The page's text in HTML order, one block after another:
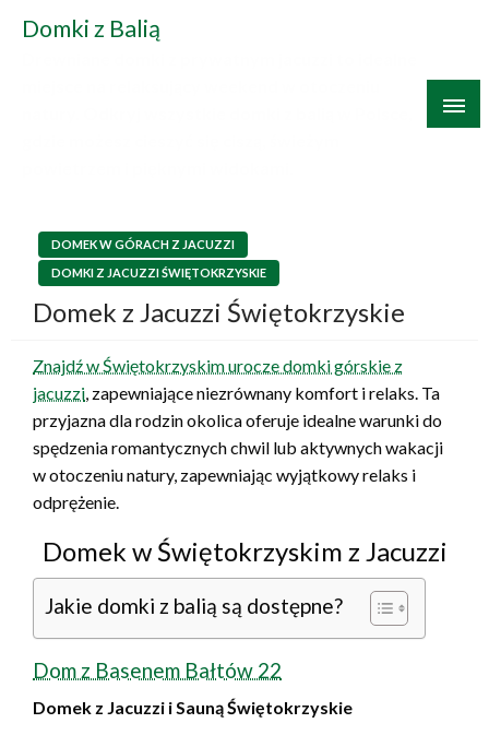
Domki z Balią
DOMEK W GÓRACH Z JACUZZI
DOMKI Z JACUZZI ŚWIĘTOKRZYSKIE
Domek z Jacuzzi Świętokrzyskie
Znajdź w Świętokrzyskim urocze domki górskie z
jacuzzi, zapewniające niezrównany komfort i relaks. Ta
przyjazna dla rodzin okolica oferuje idealne warunki do
spędzenia romantycznych chwil lub aktywnych wakacji
w otoczeniu natury, zapewniając wyjątkowy relaks i
odprężenie.
Domek w Świętokrzyskim z Jacuzzi
Jakie domki z balią są dostępne?
Dom z Basenem Bałtów 22
Domek z Jacuzzi i Sauną Świętokrzyskie